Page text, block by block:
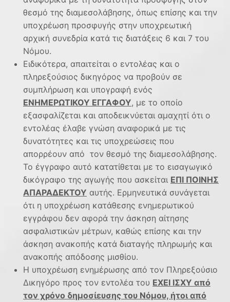
θεσμό της διαμεσολάβησης, όπως επίσης και την
υποχρέωση προσφυγής στην υποχρεωτική
αρχική συνεδρία κατά τις διατάξεις 6 και 7 του
Νόμου.
Ειδικότερα, απαιτείται ο εντολέας και ο
πληρεξούσιος δικηγόρος να προβούν σε
συμπλήρωση και υπογραφή ενός
ΕΝΗΜΕΡΩΤΙΚΟΥ ΕΓΓΑΦΟΥ, με το οποίο
εξασφαλίζεται και αποδεικνύεται αμαχητί ότι ο
εντολέας έλαβε γνώση αναφορικά με τις
δυνατότητες και τις υποχρεώσεις που
απορρέουν από τον θεσμό της διαμεσολάβησης.
Το έγγραφο αυτό κατατίθεται με το εισαγωγικό
δικόγραφο της αγωγής που ασκείται ΕΠΙ ΠΟΙΝΗΣ
ΑΠΑΡΑΔΕΚΤΟΥ αυτής. Ερμηνευτικά συνάγεται
ότι η υποχρέωση κατάθεσης ενημερωτικού
εγγράφου δεν αφορά την άσκηση αίτησης
ασφαλιστικών μέτρων, καθώς επίσης και την
άσκηση ανακοπής κατά διαταγής πληρωμής και
ανακοπής απόδοσης μισθίου.
Η υποχρέωση ενημέρωσης από τον Πληρεξούσιο
Δικηγόρο προς τον εντολέα του ΕΧΕΙ ΙΣΧΥ από
τον χρόνο δημοσίευσης του Νόμου, ήτοι από